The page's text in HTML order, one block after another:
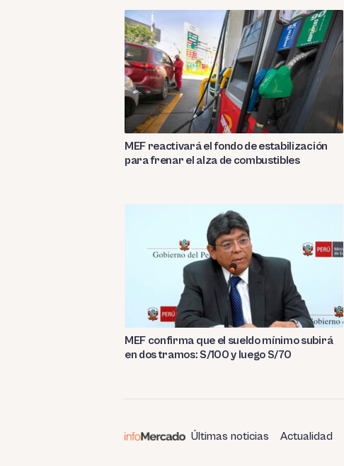
MEF reactivará el fondo de estabilización
para frenar el alza de combustibles
MEF confirma que el sueldo mínimo subirá
en dos tramos: S/100 y luego S/70
Últimas noticias Actualidad